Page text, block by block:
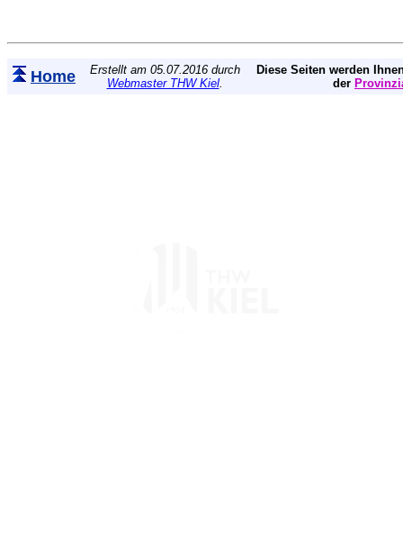
Home
Erstellt am 05.07.2016 durch
Webmaster THW Kiel.
Diese Seiten werden
der